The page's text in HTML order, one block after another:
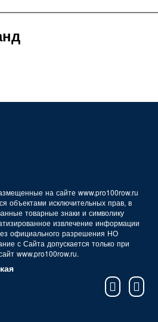
ДОКУМЕНТЫ
на сайте www.pro100row.ru
объектами исключительных прав, в
товарные знаки и символику
извлечение информации
официального разрешения НО
с Сайта допускается только при
www.pro100row.ru.